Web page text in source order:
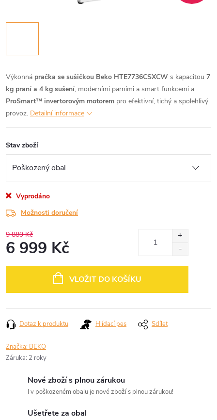
Výkonná pračka se sušičkou Beko HTE7736CSXCW s kapacitou 7
kg praní a 4 kg sušení, moderními parními a smart funkcemi a
ProSmart™ invertorovým motorem pro efektivní, tichý a spolehlivý
provoz. Detailní informace
Stav zboží
Vyprodáno
Možnosti doručení
9 889 Kč
6 999 Kč
VLOŽIT DO KOŠÍKU
Dotaz k produktu Hlídací pes Sdílet
Značka: BEKO
Záruka: 2 roky
Nové zboží s plnou zárukou
I v poškozeném obalu je nové zboží s plnou zárukou!
Ušetřete za obal